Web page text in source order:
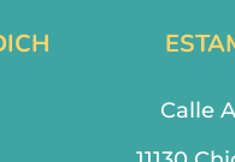
Calle